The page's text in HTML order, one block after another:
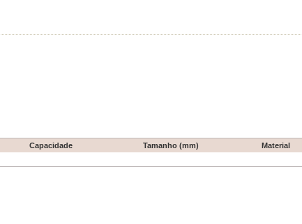
Capacidade Tamanho (mm)
Material